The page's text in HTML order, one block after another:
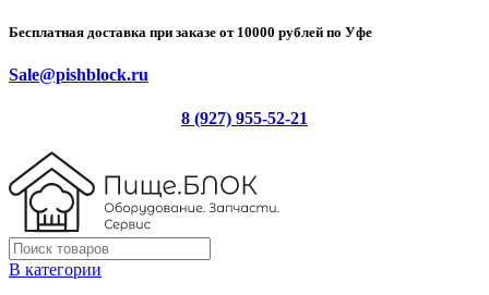
Бесплатная доставка при заказе от 10000 рублей по Уфе
Sale@pishblock.ru
8 (927) 955-52-21
В категории